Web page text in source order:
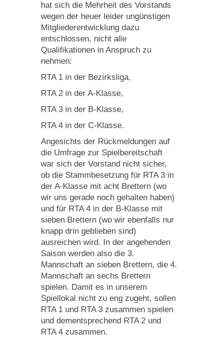
hat sich die Mehrheit des Vorstands
wegen der heuer leider ungünstigen
Mitgliederentwicklung dazu
entschlossen, nicht alle
Qualifikationen in Anspruch zu
nehmen:
RTA 1 in der Bezirksliga,
RTA 2 in der A-Klasse,
RTA 3 in der B-Klasse,
RTA 4 in der C-Klasse.
Angesichts der Rückmeldungen auf
die Umfrage zur Spielbereitschaft
war sich der Vorstand nicht sicher,
ob die Stammbesetzung für RTA 3 in
der A-Klasse mit acht Brettern (wo
wir uns gerade noch gehalten haben)
und für RTA 4 in der B-Klasse mit
sieben Brettern (wo wir ebenfalls nur
knapp drin geblieben sind)
ausreichen wird. In der angehenden
Saison werden also die 3.
Mannschaft an sieben Brettern, die 4.
Mannschaft an sechs Brettern
spielen. Damit es in unserem
Spiellokal nicht zu eng zugeht, sollen
RTA 1 und RTA 3 zusammen spielen
und dementsprechend RTA 2 und
RTA 4 zusammen.